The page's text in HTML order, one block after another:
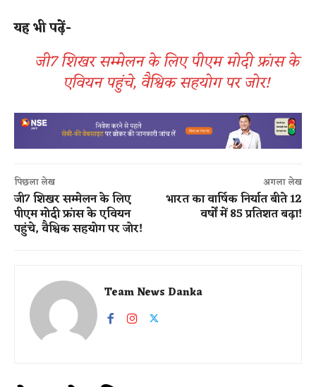
यह भी पढ़ें-
जी7 शिखर सम्मेलन के लिए पीएम मोदी फ्रांस के
एवियन पहुंचे, वैश्विक सहयोग पर जोर!
पिछला लेख
जी7 शिखर सम्मेलन के लिए
पीएम मोदी फ्रांस के एवियन
पहुंचे, वैश्विक सहयोग पर जोर!
अगला लेख
भारत का वार्षिक निर्यात बीते 12
वर्षों में 85 प्रतिशत बढ़ा​!
Team News Danka